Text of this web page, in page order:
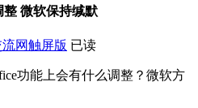
整 微软保持缄默
流网触屏版 已读
能上会有什么调整？微软方